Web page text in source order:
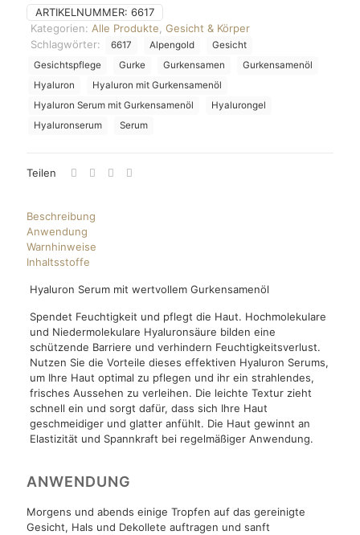
Menge
ARTIKELNUMMER: 6617
Kategorien: Alle Produkte Gesicht & Körper
Schlagwörter:
6617 Alpengold
Gesicht
Gesichtspflege
Gurke Gurkensamen
Gurkensamenöl
Hyaluron
Hyaluron mit Gurkensamenöl
Hyaluron Serum mit Gurkensamenöl
Hyalurongel
Hyaluronserum
Serum
Teilen
Beschreibung
Anwendung
Warnhinweise
Inhaltsstoffe
Hyaluron Serum mit wertvollem Gurkensamenöl
Spendet Feuchtigkeit und pflegt die Haut. Hochmolekulare
und Niedermolekulare Hyaluronsäure bilden eine
schützende Barriere und verhindern Feuchtigkeitsverlust.
Nutzen Sie die Vorteile dieses effektiven Hyaluron Serums,
um Ihre Haut optimal zu pflegen und ihr ein strahlendes,
frisches Aussehen zu verleihen. Die leichte Textur zieht
schnell ein und sorgt dafür, dass sich Ihre Haut
geschmeidiger und glatter anfühlt. Die Haut gewinnt an
Elastizität und Spannkraft bei regelmäßiger Anwendung.
ANWENDUNG
Morgens und abends einige Tropfen auf das gereinigte
Gesicht, Hals und Dekollete auftragen und sanft